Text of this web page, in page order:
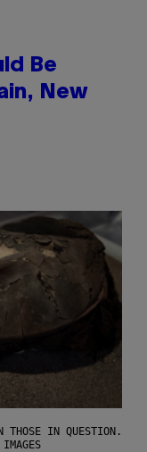
Be
New
THOSE IN QUESTION.